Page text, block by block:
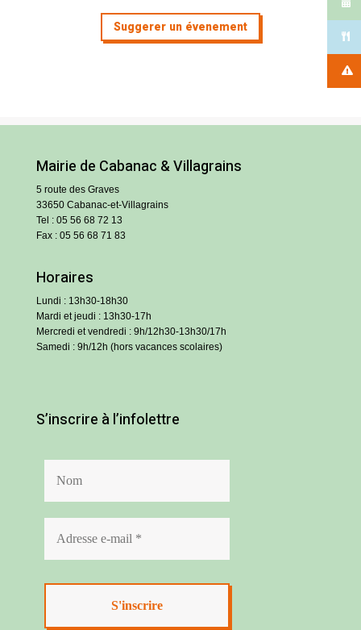
Suggerer un évenement
Mairie de Cabanac & Villagrains
5 route des Graves
33650 Cabanac-et-Villagrains
Tel : 05 56 68 72 13
Fax : 05 56 68 71 83
Horaires
Lundi : 13h30-18h30
Mardi et jeudi : 13h30-17h
Mercredi et vendredi : 9h/12h30-13h30/17h
Samedi : 9h/12h (hors vacances scolaires)
S’inscrire à l’infolettre